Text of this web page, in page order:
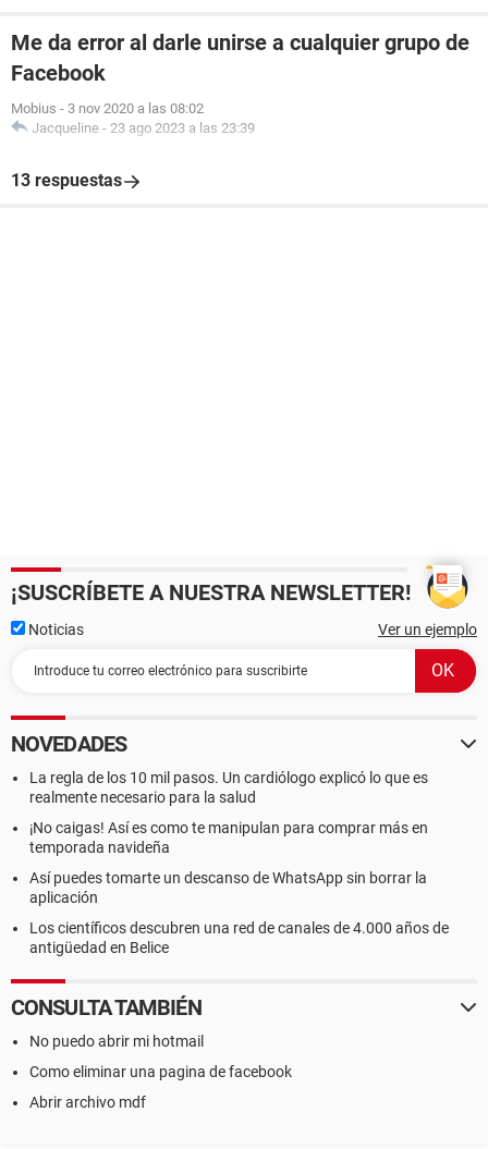
Me da error al darle unirse a cualquier grupo de
Facebook
Mobius - 3 nov 2020 a las 08:02
Jacqueline - 23 ago 2023 a las 23:39
13 respuestas
¡SUSCRÍBETE A NUESTRA NEWSLETTER!
Noticias Ver un ejemplo
NOVEDADES
La regla de los 10 mil pasos. Un cardiólogo explicó lo que es
realmente necesario para la salud
¡No caigas! Así es como te manipulan para comprar más en
temporada navideña
Así puedes tomarte un descanso de WhatsApp sin borrar la
aplicación
Los científicos descubren una red de canales de 4.000 años de
antigüedad en Belice
CONSULTA TAMBIÉN
No puedo abrir mi hotmail
Como eliminar una pagina de facebook
Abrir archivo mdf